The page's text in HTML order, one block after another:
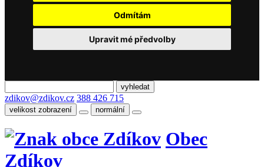
Odmítám
Upravit mé předvolby
zdikov@zdikov.cz 388 426 715
velikost zobrazení normální
Obec
Zdíkov